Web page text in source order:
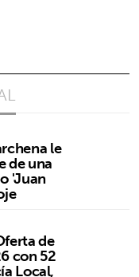
le
de una
'Juan
de
con 52
Local,